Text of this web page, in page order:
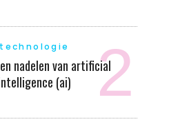
technologie
nadelen van artificial
(ai)